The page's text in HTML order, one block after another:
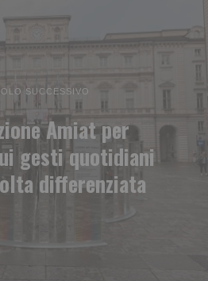
SUCCESSIVO
Amiat per
gesti quotidiani
differenziata